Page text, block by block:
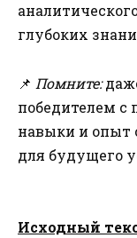
глубоких
📌 Помните:
победителем с
навыки и
для будущего
Исходный